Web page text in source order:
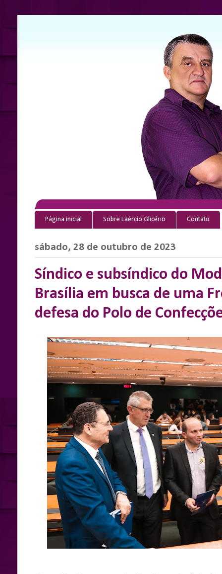
Página inicial Sobre Laércio Glicério Contato
sábado, 28 de outubro de 2023
Síndico e subsíndico do
Brasília em busca de uma
defesa do Polo de